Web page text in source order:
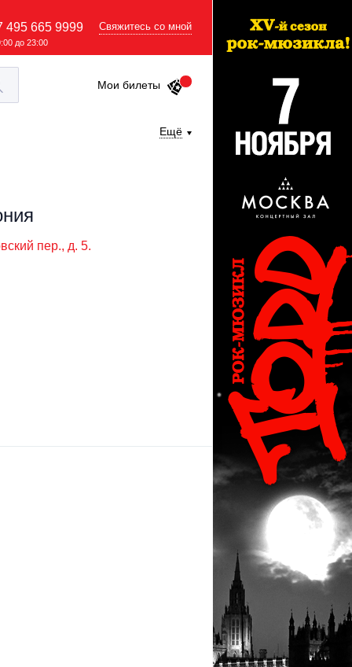
495 665 9999
до 23:00
Свяжитесь со мной
Мои билеты
Ещё
пер., д. 5.